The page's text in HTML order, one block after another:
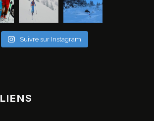
Suivre sur Instagram
LIENS